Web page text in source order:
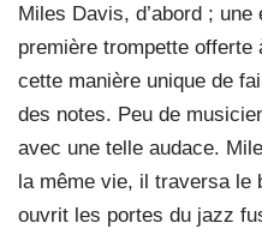
Miles Davis, d’abord ;
première trompette
cette manière unique de
des notes. Peu de
avec une telle audace.
la même vie, il traversa le
ouvrit les portes du jazz